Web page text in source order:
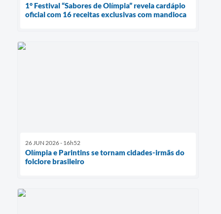
1° Festival “Sabores de Olímpia” revela cardápio
oficial com 16 receitas exclusivas com mandioca
26 JUN 2026 - 16h52
Olímpia e Parintins se tornam cidades-irmãs do
folclore brasileiro